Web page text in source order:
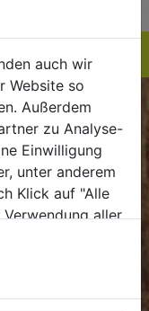
auch wir
Website so
Außerdem
zu Analyse-
Einwilligung
unter anderem
Klick auf "Alle
aller
findest du alle
du kannst
erlauben